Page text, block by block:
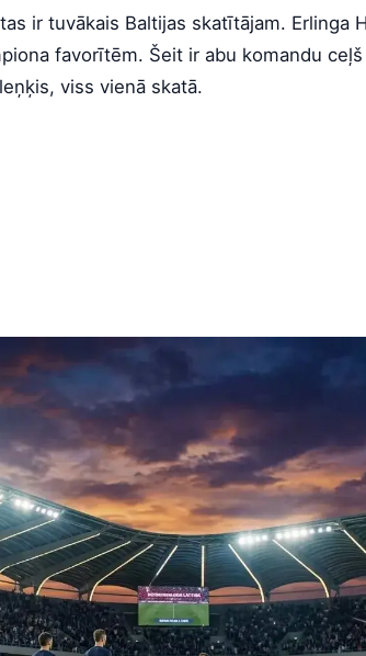
ir tuvākais Baltijas skatītājam. Erlinga
favorītēm. Šeit ir abu komandu
viss vienā skatā.